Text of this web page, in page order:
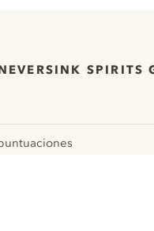
SPIRITS